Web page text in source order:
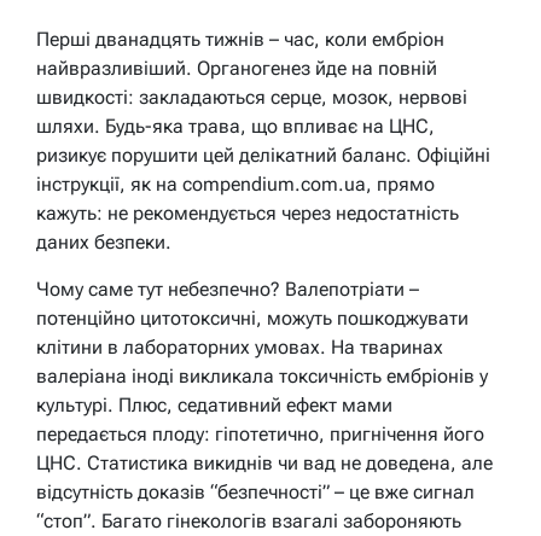
Перші дванадцять тижнів – час, коли ембріон
найвразливіший. Органогенез йде на повній
швидкості: закладаються серце, мозок, нервові
шляхи. Будь-яка трава, що впливає на ЦНС,
ризикує порушити цей делікатний баланс. Офіційні
інструкції, як на compendium.com.ua, прямо
кажуть: не рекомендується через недостатність
даних безпеки.
Чому саме тут небезпечно? Валепотріати –
потенційно цитотоксичні, можуть пошкоджувати
клітини в лабораторних умовах. На тваринах
валеріана іноді викликала токсичність ембріонів у
культурі. Плюс, седативний ефект мами
передається плоду: гіпотетично, пригнічення його
ЦНС. Статистика викиднів чи вад не доведена, але
відсутність доказів “безпечності” – це вже сигнал
“стоп”. Багато гінекологів взагалі забороняють